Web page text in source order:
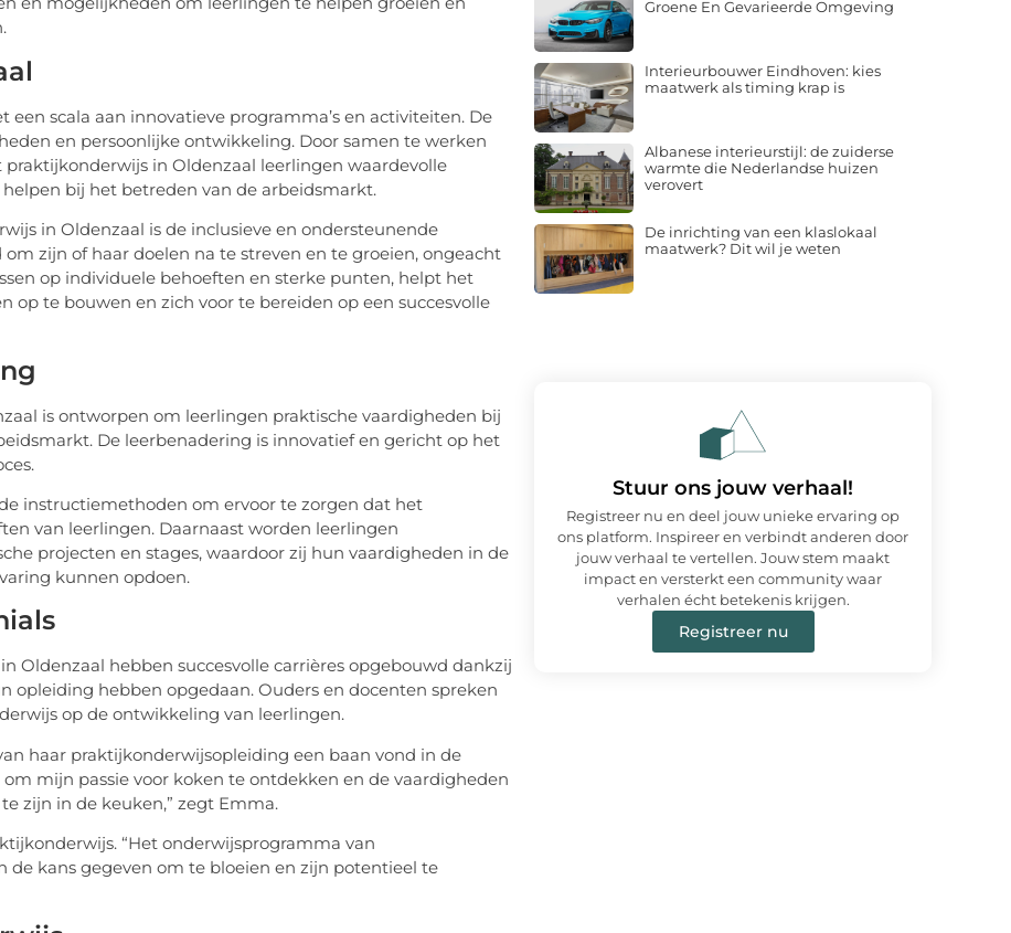
scala aan innovatieve programma’s en activiteiten. De
en persoonlijke ontwikkeling. Door samen te werken
in Oldenzaal leerlingen waardevolle
bij het betreden van de arbeidsmarkt.
in Oldenzaal is de inclusieve en ondersteunende
zijn of haar doelen na te streven en te groeien, ongeacht
op individuele behoeften en sterke punten, helpt het
te bouwen en zich voor te bereiden op een succesvolle
is ontworpen om leerlingen praktische vaardigheden bij
De leerbenadering is innovatief en gericht op het
instructiemethoden om ervoor te zorgen dat het
van leerlingen. Daarnaast worden leerlingen
projecten en stages, waardoor zij hun vaardigheden in de
kunnen opdoen.
Oldenzaal hebben succesvolle carrières opgebouwd dankzij
opleiding hebben opgedaan. Ouders en docenten spreken
op de ontwikkeling van leerlingen.
haar praktijkonderwijsopleiding een baan vond in de
mijn passie voor koken te ontdekken en de vaardigheden
zijn in de keuken,” zegt Emma.
“Het onderwijsprogramma van
kans gegeven om te bloeien en zijn potentieel te
Groene En Gevarieerde Omgeving
Interieurbouwer Eindhoven: kies
maatwerk als timing krap is
Albanese interieurstijl: de zuiderse
warmte die Nederlandse huizen
verovert
De inrichting van een klaslokaal
maatwerk? Dit wil je weten
Stuur ons jouw verhaal!
Registreer nu en deel jouw unieke ervaring op
ons platform. Inspireer en verbindt anderen door
jouw verhaal te vertellen. Jouw stem maakt
impact en versterkt een community waar
verhalen écht betekenis krijgen.
Registreer nu